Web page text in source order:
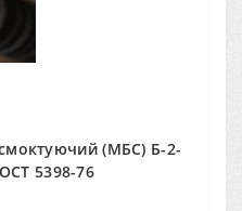
(МБС) Б-2-
5398-76